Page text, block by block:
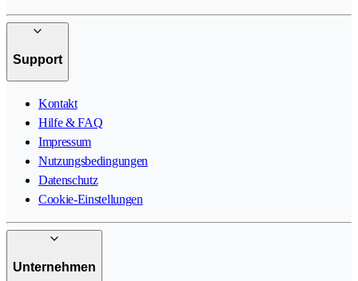
Support
Kontakt
Hilfe & FAQ
Impressum
Nutzungsbedingungen
Datenschutz
Cookie-Einstellungen
Unternehmen